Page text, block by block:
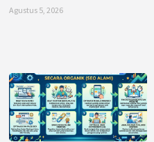
Agustus 5, 2026